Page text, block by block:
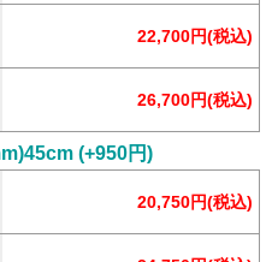
22,700円(税込)
26,700円(税込)
(+950円)
20,750円(税込)